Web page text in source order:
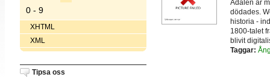
0 - 9
XHTML
XML
Tipsa oss
Ådalen är
dödades.
historia -
1800-talet
blivit
Taggar: